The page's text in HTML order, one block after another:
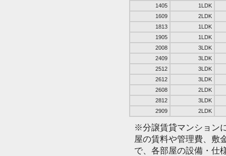
1405
1LDK
1609
2LDK
1813
1LDK
1905
1LDK
2008
3LDK
2409
3LDK
2512
3LDK
2612
3LDK
2608
2LDK
2812
3LDK
2909
2LDK
※分譲賃貸マンション
屋の賃料や管理費、敷
で、各部屋の設備・仕